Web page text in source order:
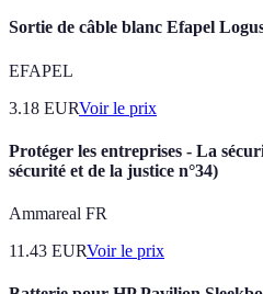
Sortie de câble blanc Efapel
EFAPEL
3.18 EURVoir le prix
Protéger les entreprises - La
sécurité et de la justice n°34)
Ammareal FR
11.43 EURVoir le prix